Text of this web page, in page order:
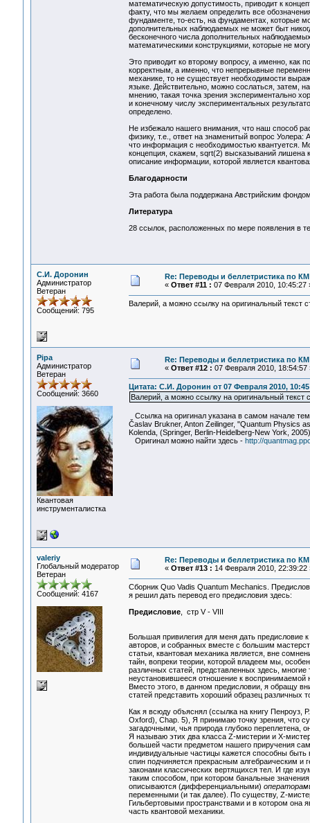
математическую допустимость, приводит к
факту, что мы желаем определить все
фундаменте, то-есть, на фундаментах, которые
дополнительных наблюдаемых не может быт
бесконечного числа дополнительных
математическими конструкциями, которые не
Это приводит ко второму вопросу, а именно, как
корректным, а именно, что непрерывные
механике, то не существует необходимости
языке. Действительно, можно сослаться, затем,
мнению, такая точка зрения экспериментально
и конечному числу экспериментальных
определено.
Не избежало нашего внимания, что наш способ
физику, т.е., ответ на знаменитый вопрос
что информация с необходимостью квантуется.
концепция, скажем, sqrt(2) высказываний лишена
описание информации, которой является
Благодарности
Эта работа была поддержана Австрийским
Литература
28 ссылок, расположенных по мере появления в
С.И. Доронин
Администратор
Ветеран
Сообщений: 795
Re: Переводы и беллетристика по КМ
« Ответ #11 : 07 Февраля 2010, 10:45:27
Валерий, а можно ссылку на оригинальный текст
Pipa
Администратор
Ветеран
Сообщений: 3660
Квантовая
инструменталистка
Re: Переводы и беллетристика по КМ
« Ответ #12 : 07 Февраля 2010, 18:54:57
Цитата: С.И. Доронин от 07 Февраля 2010,
Валерий, а можно ссылку на оригинальный текст
Ссылка на оригинал указана в самом начале
Časlav Brukner, Anton Zeilinger, "Quantum Physics
Kolenda, (Springer, Berlin-Heidelberg-New York,
Оригинал можно найти здесь - http://
valeriy
Глобальный модератор
Ветеран
Сообщений: 4167
Re: Переводы и беллетристика по КМ
« Ответ #13 : 14 Февраля 2010, 22:39:22
Сборник Quo Vadis Quantum Mechanics.
я решил дать перевод его предисловия здесь:
Предисловие, стр V - VIII
Большая привилегия для меня дать
авторов, и собранных вместе с большим
статьи, квантовая механика является, вне
тайн, вопреки теории, которой владеем мы,
различных статей, представленных здесь,
неустановившееся отношение к
Вместо этого, в данном предисловии, я обращу
статей представить хороший образец различных
Как я всюду объяснял (ссылка на книгу Пенроуз,
Oxford), Chap. 5), Я принимаю точку зрения, что
загадочными, чья природа глубоко
Я называю этих два класса Z-мистерии и X-
большей части предметом нашего приручения
индивидуальные частицы кажется способны быть
спин подчиняется прекрасным алгебраическим и
законами классических вертящихся тел. И где
таким способом, при котором банальные
описываются (дифференциальными)
переменными (и так далее). По существу, Z-
Гильбертовыми пространствами и в котором она
часть квантовой механики.